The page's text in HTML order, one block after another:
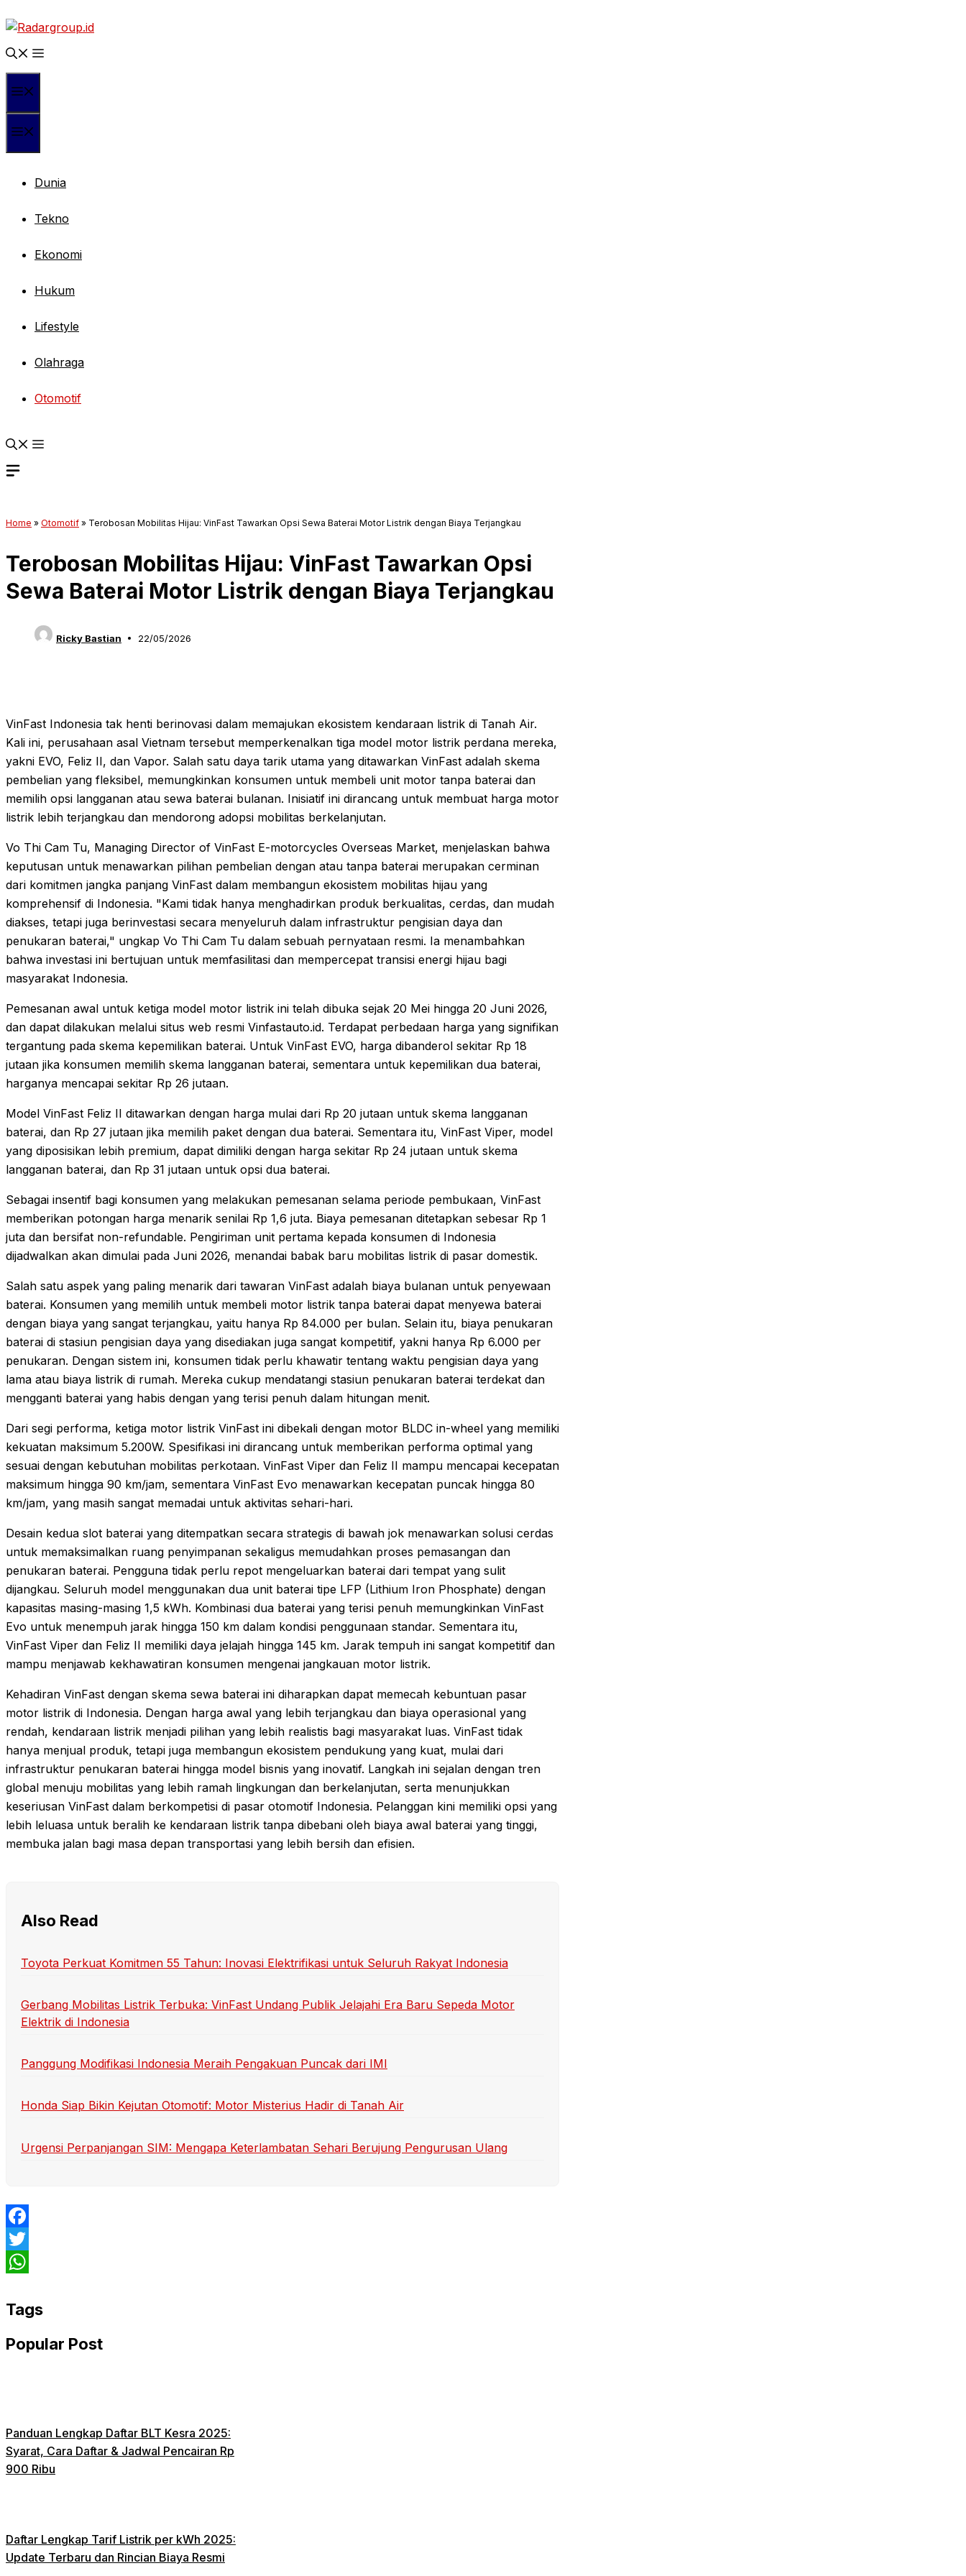
ke
isi
Dunia
Tekno
Ekonomi
Hukum
Lifestyle
Olahraga
Otomotif
Home » Otomotif » Terobosan Mobilitas Hijau: VinFast Tawarkan Opsi Sewa Baterai Motor Listrik dengan Biaya Terjangkau
Terobosan Mobilitas Hijau: VinFast Tawarkan Opsi
Sewa Baterai Motor Listrik dengan Biaya Terjangkau
Ricky Bastian 22/05/2026
VinFast Indonesia tak henti berinovasi dalam memajukan ekosistem kendaraan listrik di Tanah Air.
Kali ini, perusahaan asal Vietnam tersebut memperkenalkan tiga model motor listrik perdana mereka,
yakni EVO, Feliz II, dan Vapor. Salah satu daya tarik utama yang ditawarkan VinFast adalah skema
pembelian yang fleksibel, memungkinkan konsumen untuk membeli unit motor tanpa baterai dan
memilih opsi langganan atau sewa baterai bulanan. Inisiatif ini dirancang untuk membuat harga motor
listrik lebih terjangkau dan mendorong adopsi mobilitas berkelanjutan.
Vo Thi Cam Tu, Managing Director of VinFast E-motorcycles Overseas Market, menjelaskan bahwa
keputusan untuk menawarkan pilihan pembelian dengan atau tanpa baterai merupakan cerminan
dari komitmen jangka panjang VinFast dalam membangun ekosistem mobilitas hijau yang
komprehensif di Indonesia. "Kami tidak hanya menghadirkan produk berkualitas, cerdas, dan mudah
diakses, tetapi juga berinvestasi secara menyeluruh dalam infrastruktur pengisian daya dan
penukaran baterai," ungkap Vo Thi Cam Tu dalam sebuah pernyataan resmi. Ia menambahkan
bahwa investasi ini bertujuan untuk memfasilitasi dan mempercepat transisi energi hijau bagi
masyarakat Indonesia.
Pemesanan awal untuk ketiga model motor listrik ini telah dibuka sejak 20 Mei hingga 20 Juni 2026,
dan dapat dilakukan melalui situs web resmi Vinfastauto.id. Terdapat perbedaan harga yang signifikan
tergantung pada skema kepemilikan baterai. Untuk VinFast EVO, harga dibanderol sekitar Rp 18
jutaan jika konsumen memilih skema langganan baterai, sementara untuk kepemilikan dua baterai,
harganya mencapai sekitar Rp 26 jutaan.
Model VinFast Feliz II ditawarkan dengan harga mulai dari Rp 20 jutaan untuk skema langganan
baterai, dan Rp 27 jutaan jika memilih paket dengan dua baterai. Sementara itu, VinFast Viper, model
yang diposisikan lebih premium, dapat dimiliki dengan harga sekitar Rp 24 jutaan untuk skema
langganan baterai, dan Rp 31 jutaan untuk opsi dua baterai.
Sebagai insentif bagi konsumen yang melakukan pemesanan selama periode pembukaan, VinFast
memberikan potongan harga menarik senilai Rp 1,6 juta. Biaya pemesanan ditetapkan sebesar Rp 1
juta dan bersifat non-refundable. Pengiriman unit pertama kepada konsumen di Indonesia
dijadwalkan akan dimulai pada Juni 2026, menandai babak baru mobilitas listrik di pasar domestik.
Salah satu aspek yang paling menarik dari tawaran VinFast adalah biaya bulanan untuk penyewaan
baterai. Konsumen yang memilih untuk membeli motor listrik tanpa baterai dapat menyewa baterai
dengan biaya yang sangat terjangkau, yaitu hanya Rp 84.000 per bulan. Selain itu, biaya penukaran
baterai di stasiun pengisian daya yang disediakan juga sangat kompetitif, yakni hanya Rp 6.000 per
penukaran. Dengan sistem ini, konsumen tidak perlu khawatir tentang waktu pengisian daya yang
lama atau biaya listrik di rumah. Mereka cukup mendatangi stasiun penukaran baterai terdekat dan
mengganti baterai yang habis dengan yang terisi penuh dalam hitungan menit.
Dari segi performa, ketiga motor listrik VinFast ini dibekali dengan motor BLDC in-wheel yang memiliki
kekuatan maksimum 5.200W. Spesifikasi ini dirancang untuk memberikan performa optimal yang
sesuai dengan kebutuhan mobilitas perkotaan. VinFast Viper dan Feliz II mampu mencapai kecepatan
maksimum hingga 90 km/jam, sementara VinFast Evo menawarkan kecepatan puncak hingga 80
km/jam, yang masih sangat memadai untuk aktivitas sehari-hari.
Desain kedua slot baterai yang ditempatkan secara strategis di bawah jok menawarkan solusi cerdas
untuk memaksimalkan ruang penyimpanan sekaligus memudahkan proses pemasangan dan
penukaran baterai. Pengguna tidak perlu repot mengeluarkan baterai dari tempat yang sulit
dijangkau. Seluruh model menggunakan dua unit baterai tipe LFP (Lithium Iron Phosphate) dengan
kapasitas masing-masing 1,5 kWh. Kombinasi dua baterai yang terisi penuh memungkinkan VinFast
Evo untuk menempuh jarak hingga 150 km dalam kondisi penggunaan standar. Sementara itu,
VinFast Viper dan Feliz II memiliki daya jelajah hingga 145 km. Jarak tempuh ini sangat kompetitif dan
mampu menjawab kekhawatiran konsumen mengenai jangkauan motor listrik.
Kehadiran VinFast dengan skema sewa baterai ini diharapkan dapat memecah kebuntuan pasar
motor listrik di Indonesia. Dengan harga awal yang lebih terjangkau dan biaya operasional yang
rendah, kendaraan listrik menjadi pilihan yang lebih realistis bagi masyarakat luas. VinFast tidak
hanya menjual produk, tetapi juga membangun ekosistem pendukung yang kuat, mulai dari
infrastruktur penukaran baterai hingga model bisnis yang inovatif. Langkah ini sejalan dengan tren
global menuju mobilitas yang lebih ramah lingkungan dan berkelanjutan, serta menunjukkan
keseriusan VinFast dalam berkompetisi di pasar otomotif Indonesia. Pelanggan kini memiliki opsi yang
lebih leluasa untuk beralih ke kendaraan listrik tanpa dibebani oleh biaya awal baterai yang tinggi,
membuka jalan bagi masa depan transportasi yang lebih bersih dan efisien.
Also Read
Toyota Perkuat Komitmen 55 Tahun: Inovasi Elektrifikasi untuk Seluruh Rakyat Indonesia
Gerbang Mobilitas Listrik Terbuka: VinFast Undang Publik Jelajahi Era Baru Sepeda Motor
Elektrik di Indonesia
Panggung Modifikasi Indonesia Meraih Pengakuan Puncak dari IMI
Honda Siap Bikin Kejutan Otomotif: Motor Misterius Hadir di Tanah Air
Urgensi Perpanjangan SIM: Mengapa Keterlambatan Sehari Berujung Pengurusan Ulang
Facebook
Twitter
Tags
Popular Post
Panduan Lengkap Daftar BLT Kesra 2025:
Syarat, Cara Daftar & Jadwal Pencairan Rp
900 Ribu
Daftar Lengkap Tarif Listrik per kWh 2025:
Update Terbaru dan Rincian Biaya Resmi